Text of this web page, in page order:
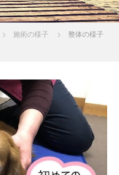
施術の様子
整体の様子